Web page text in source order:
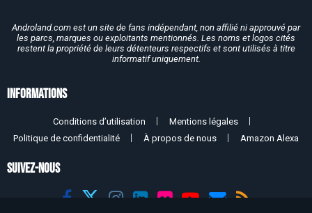
Androland.com est un site de fans indépendant, non affilié ni approuvé par
les parcs, marques ou exploitants mentionnés. Les noms et logos cités
restent la propriété de leurs détenteurs respectifs et sont utilisés à titre
informatif uniquement.
Informations
Conditions d’utilisation
Mentions légales
Politique de confidentialité
À propos de nous Amazon Alexa
SUIVEZ-NOUS